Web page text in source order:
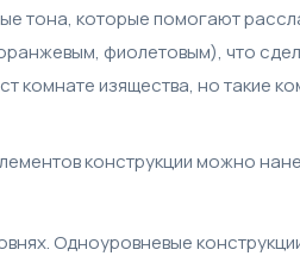
тона, которые помогают
фиолетовым), что
комнате изящества, но такие
конструкции можно
Одноуровневые